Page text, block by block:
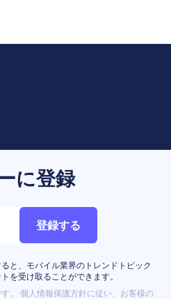
に登録
登録する
と、モバイル業界のトレンドトピック
を受け取ることができます。
。 個人情報保護方針に従い、お客様の